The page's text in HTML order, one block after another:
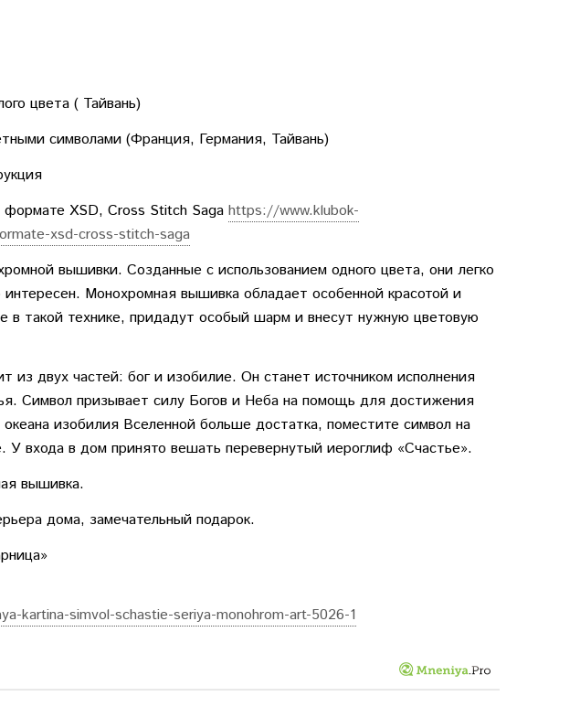
цвета ( Тайвань)
символами (Франция, Германия, Тайвань)
XSD, Cross Stitch Saga https://www.klubok-
xsd-cross-stitch-saga
вышивки. Созданные с использованием одного цвета, они легко
Монохромная вышивка обладает особенной красотой и
такой технике, придадут особый шарм и внесут нужную цветовую
из двух частей: бог и изобилие. Он станет источником исполнения
Символ призывает силу Богов и Неба на помощь для достижения
изобилия Вселенной больше достатка, поместите символ на
У входа в дом принято вешать перевернутый иероглиф «Счастье».
вышивка.
дома, замечательный подарок.
kartina-simvol-schastie-seriya-monohrom-art-5026-1